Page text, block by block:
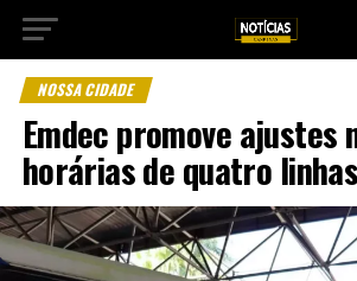
NOSSA CIDADE
Emdec promove ajustes
horárias de quatro